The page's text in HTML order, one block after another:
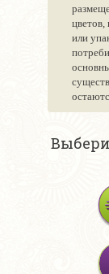
цветов,
или